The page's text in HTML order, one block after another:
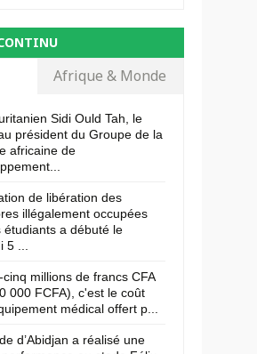
Afrique & Monde
Sidi Ould Tah, le
président du Groupe de la
africaine de
de libération des
illégalement occupées
étudiants a débuté le
...
millions de francs CFA
000 FCFA), c'est le coût
médical offert p...
d’Abidjan a réalisé une